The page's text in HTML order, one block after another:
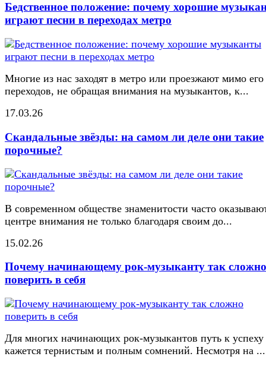
Бедственное положение: почему хорошие
играют песни в переходах метро
Многие из нас заходят в метро или проезжают мимо его
переходов, не обращая внимания на музыкантов, к...
17.03.26
Скандальные звёзды: на самом ли деле они такие
порочные?
В современном обществе знаменитости часто
центре внимания не только благодаря своим до...
15.02.26
Почему начинающему рок-музыканту так сложно
поверить в себя
Для многих начинающих рок-музыкантов путь к успеху
кажется тернистым и полным сомнений. Несмотря на ...